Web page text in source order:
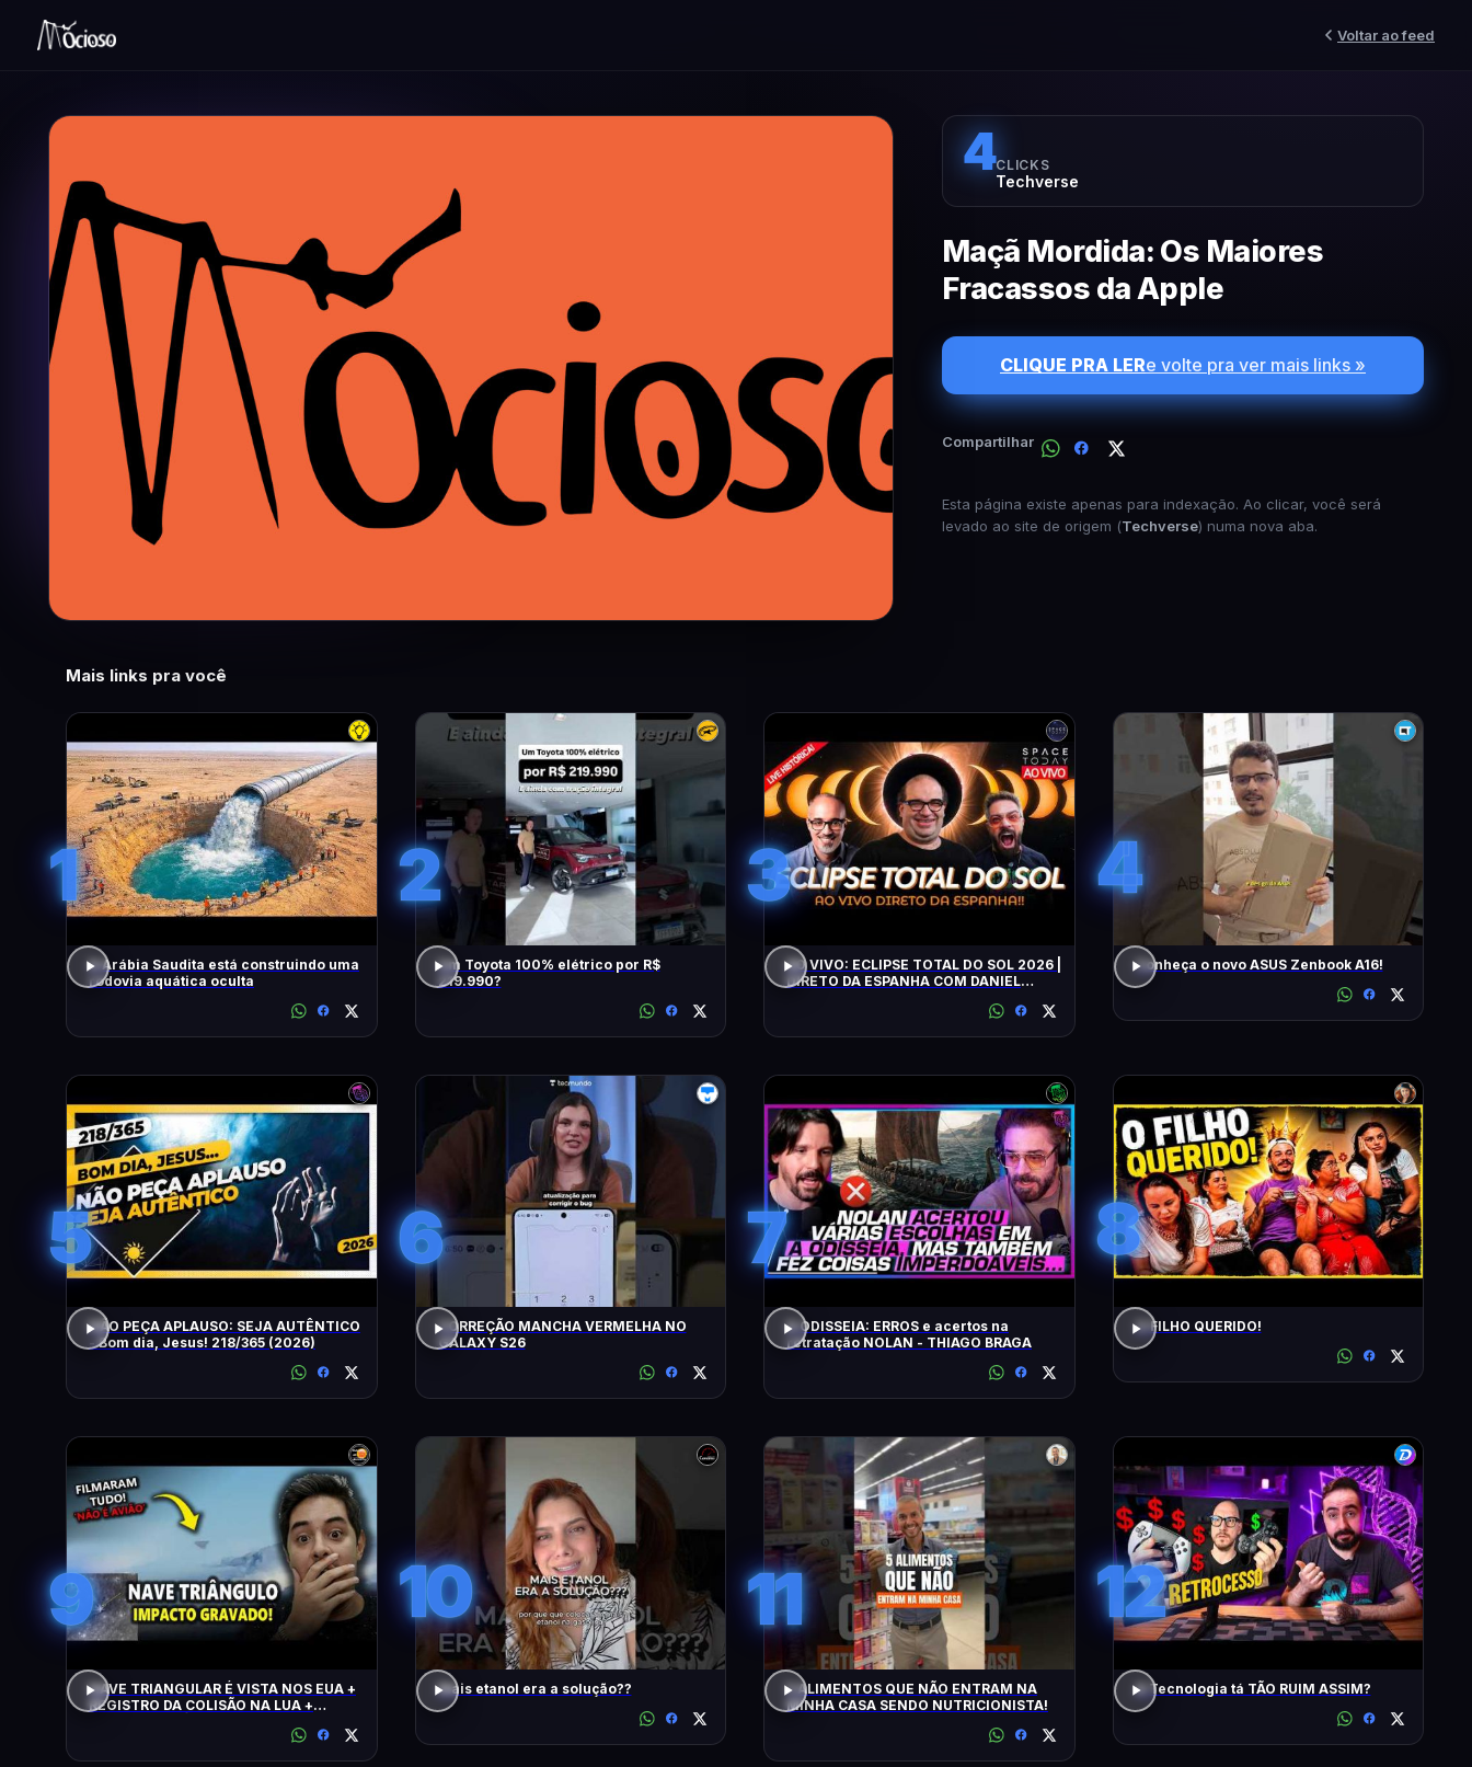
Voltar ao feed
4CLICKS
Techverse
Maçã Mordida: Os Maiores
Fracassos da Apple
CLIQUE PRA LERe volte pra ver mais links »
Compartilhar
Esta página existe apenas para indexação. Ao clicar, você será
levado ao site de origem (Techverse) numa nova aba.
Mais links pra você
1
A Arábia Saudita está construindo uma
rodovia aquática oculta
2
Um Toyota 100% elétrico por R$
219.990?
3
AO VIVO: ECLIPSE TOTAL DO SOL 2026 |
DIRETO DA ESPANHA COM DANIEL
4
Conheça o novo ASUS Zenbook A16!
5
NÃO PEÇA APLAUSO: SEJA AUTÊNTICO
- Bom dia, Jesus! 218/365 (2026)
6
CORREÇÃO MANCHA VERMELHA NO
GALAXY S26
7
A ODISSEIA: ERROS e acertos na
retratação NOLAN - THIAGO BRAGA
8
O FILHO QUERIDO!
9
NAVE TRIANGULAR É VISTA NOS EUA +
REGISTRO DA COLISÃO NA LUA +
10
Mais etanol era a solução??
11
5 ALIMENTOS QUE NÃO ENTRAM NA
MINHA CASA SENDO NUTRICIONISTA!
12
A Tecnologia tá TÃO RUIM ASSIM?